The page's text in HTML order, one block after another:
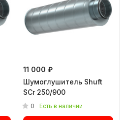
11 000 ₽
Шумоглушитель Shuft
SCr 250/900
0 Есть в наличии